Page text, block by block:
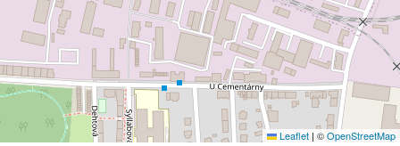
Leaflet | ©OpenStreetMap